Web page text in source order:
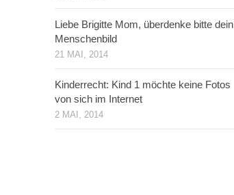
Liebe Brigitte Mom, überdenke bitte dein
Menschenbild
21 MAI, 2014
Kinderrecht: Kind 1 möchte keine Fotos
von sich im Internet
2 MAI, 2014